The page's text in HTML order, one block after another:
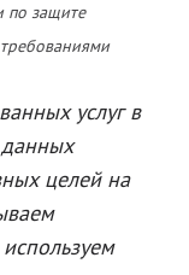
сайта
по защите
услуг в
целей на